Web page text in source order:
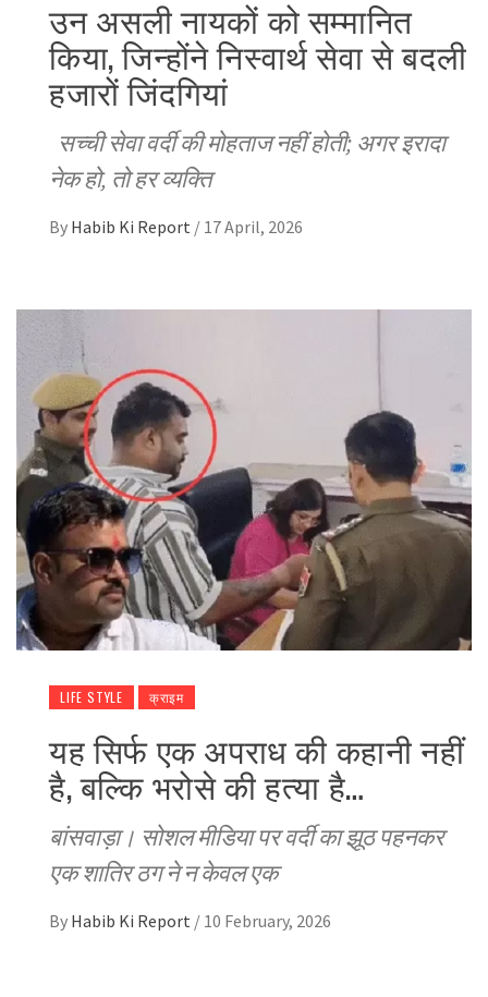
उन असली नायकों को सम्मानित
किया, जिन्होंने निस्वार्थ सेवा से बदली
हजारों जिंदगियां
सच्ची सेवा वर्दी की मोहताज नहीं होती; अगर इरादा
नेक हो, तो हर व्यक्ति
By Habib Ki Report / 17 April, 2026
LIFE STYLE क्राइम
यह सिर्फ एक अपराध की कहानी नहीं
है, बल्कि भरोसे की हत्या है…
बांसवाड़ा। सोशल मीडिया पर वर्दी का झूठ पहनकर
एक शातिर ठग ने न केवल एक
By Habib Ki Report / 10 February, 2026